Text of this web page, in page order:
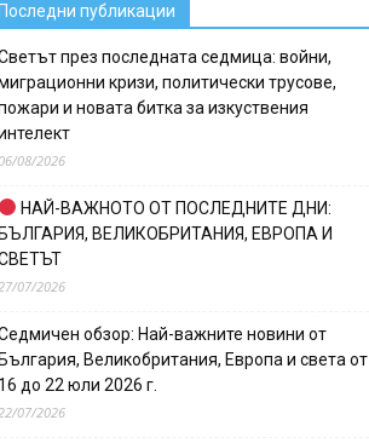
публикации
през последната седмица: войни,
кризи, политически трусове,
и новата битка за изкуствения
08/2026
НАЙ-ВАЖНОТО ОТ ПОСЛЕДНИТЕ ДНИ:
ВЕЛИКОБРИТАНИЯ, ЕВРОПА И
07/2026
обзор: Най-важните новини от
Великобритания, Европа и света от
до 22 юли 2026 г.
07/2026